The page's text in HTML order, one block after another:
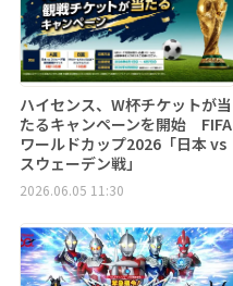
ハイセンス、W杯チケットが当
たるキャンペーンを開始 FIFA
ワールドカップ2026「日本 vs
スウェーデン戦」
2026.06.05 11:30